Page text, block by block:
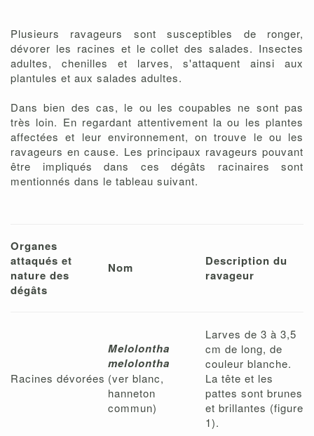
Plusieurs ravageurs sont susceptibles de ronger,
dévorer les racines et le collet des salades. Insectes
adultes, chenilles et larves, s'attaquent ainsi aux
plantules et aux salades adultes.
Dans bien des cas, le ou les coupables ne sont pas
très loin. En regardant attentivement la ou les plantes
affectées et leur environnement, on trouve le ou les
ravageurs en cause. Les principaux ravageurs pouvant
être impliqués dans ces dégâts racinaires sont
mentionnés dans le tableau suivant.
Organes
attaqués et
nature des
dégâts
Nom
Description du
ravageur
Racines dévorées
Melolontha
melolontha
(ver blanc,
hanneton
commun)
Larves de 3 à 3,5
cm de long, de
couleur blanche.
La tête et les
pattes sont brunes
et brillantes (figure
1).